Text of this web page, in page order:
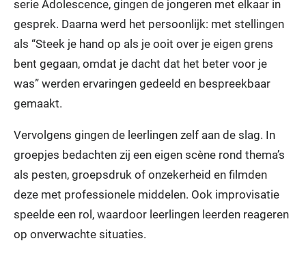
serie Adolescence, gingen de jongeren met elkaar in
gesprek. Daarna werd het persoonlijk: met stellingen
als “Steek je hand op als je ooit over je eigen grens
bent gegaan, omdat je dacht dat het beter voor je
was” werden ervaringen gedeeld en bespreekbaar
gemaakt.
Vervolgens gingen de leerlingen zelf aan de slag. In
groepjes bedachten zij een eigen scène rond thema’s
als pesten, groepsdruk of onzekerheid en filmden
deze met professionele middelen. Ook improvisatie
speelde een rol, waardoor leerlingen leerden reageren
op onverwachte situaties.